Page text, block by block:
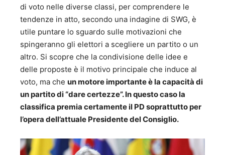
di voto nelle diverse classi, per comprendere le
tendenze in atto, secondo una indagine di SWG, è
utile puntare lo sguardo sulle motivazioni che
spingeranno gli elettori a scegliere un partito o un
altro. Si scopre che la condivisione delle idee e
delle proposte è il motivo principale che induce al
voto, ma che un motore importante è la capacità di
un partito di “dare certezze”. In questo caso la
classifica premia certamente il PD soprattutto per
l’opera dell’attuale Presidente del Consiglio.